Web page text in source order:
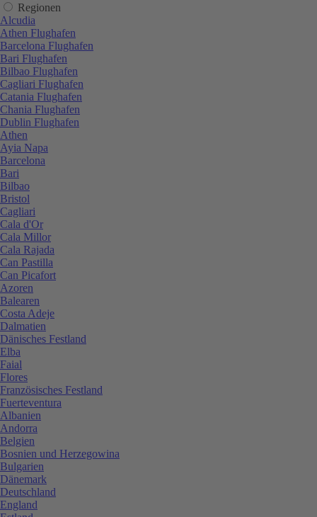
Regionen
Alcudia
Athen Flughafen
Barcelona Flughafen
Bari Flughafen
Bilbao Flughafen
Cagliari Flughafen
Catania Flughafen
Chania Flughafen
Dublin Flughafen
Athen
Ayia Napa
Barcelona
Bari
Bilbao
Bristol
Cagliari
Cala d'Or
Cala Millor
Cala Rajada
Can Pastilla
Can Picafort
Azoren
Balearen
Costa Adeje
Dalmatien
Dänisches Festland
Elba
Faial
Flores
Französisches Festland
Fuerteventura
Albanien
Andorra
Belgien
Bosnien und Herzegowina
Bulgarien
Dänemark
Deutschland
England